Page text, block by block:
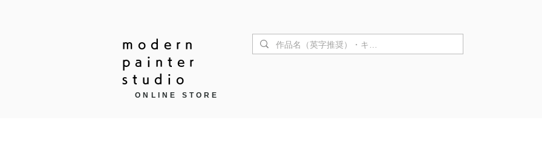
modern
painter
studio
ONLINE STORE